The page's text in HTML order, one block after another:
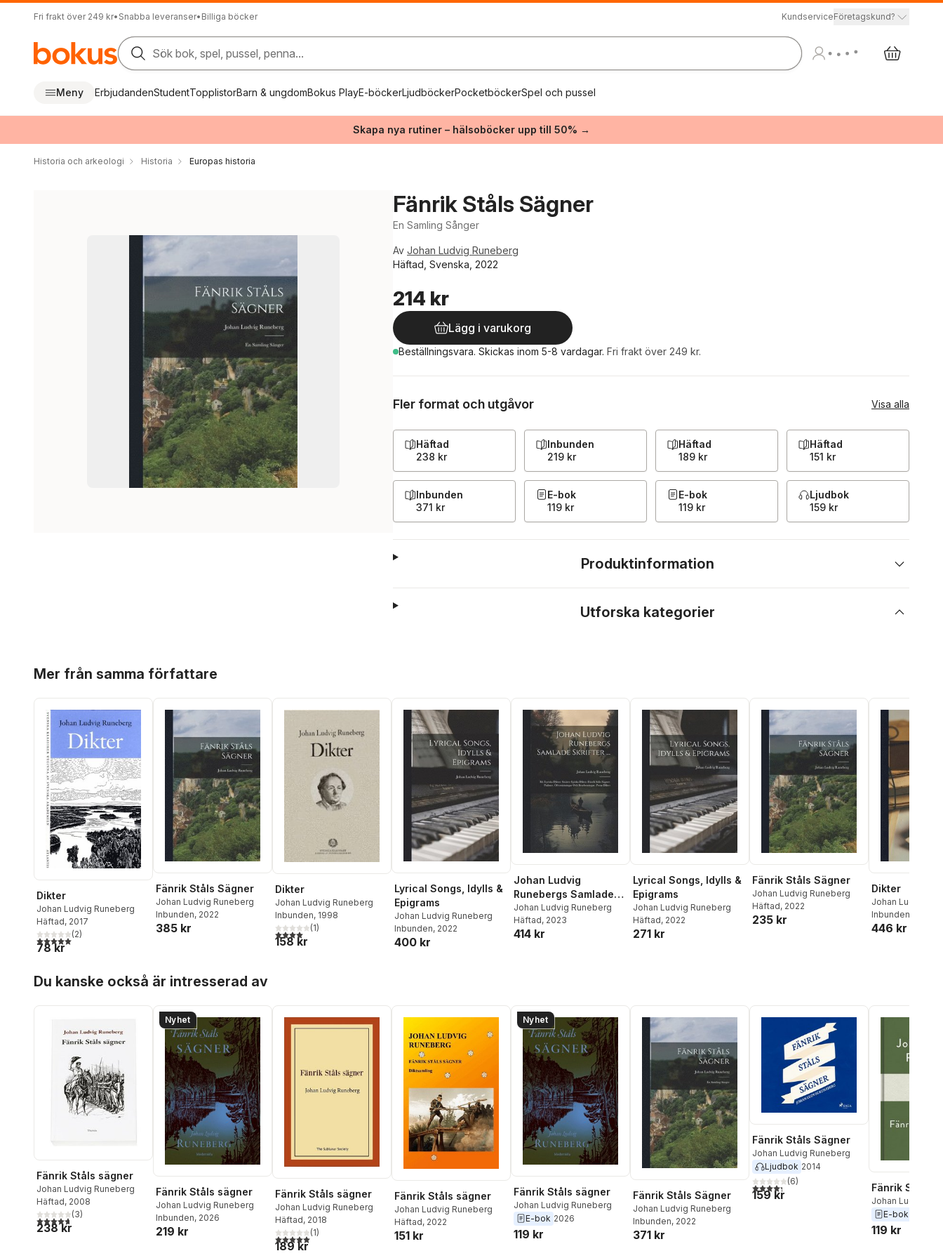
Fri frakt över 249 kr• Snabba leveranser• Billiga böcker KundserviceFöretagskund?
Sök bok, spel, pussel, penna...
Meny ErbjudandenStudentTopplistorBarn & ungdomBokus PlayE-böckerLjudböckerPocketböckerSpel och pussel
Skapa nya rutiner – hälsoböcker upp till 50% →
Historia och arkeologi Historia Europas historia
Fänrik Ståls Sägner
En Samling Sånger
Av Johan Ludvig Runeberg
Häftad, Svenska, 2022
214 kr
Lägg i varukorg
Beställningsvara. Skickas inom 5-8 vardagar. Fri frakt över 249 kr.
Fler format och utgåvor Visa alla
Häftad
238 kr
Inbunden
219 kr
Häftad
189 kr
Häftad
151 kr
Inbunden
371 kr
E-bok
119 kr
E-bok
119 kr
Ljudbok
159 kr
Produktinformation
Utforska kategorier
Mer från samma författare
Dikter
Johan Ludvig Runeberg
Häftad, 2017
5,0utav 5 stjärnor. Totalt antal röster:
(2)
78 kr
Fänrik Ståls Sägner
Johan Ludvig Runeberg
Inbunden, 2022
385 kr
Dikter
Johan Ludvig Runeberg
Inbunden, 1998
4,0utav 5 stjärnor. Totalt antal röster:
(1)
158 kr
Lyrical Songs, Idylls &
Epigrams
Johan Ludvig Runeberg
Inbunden, 2022
400 kr
Johan Ludvig
Runebergs Samlade
Skrifter ...
Johan Ludvig Runeberg
Häftad, 2023
414 kr
Lyrical Songs, Idylls &
Epigrams
Johan Ludvig Runeberg
Häftad, 2022
271 kr
Fänrik Ståls Sägner
Johan Ludvig Runeberg
Häftad, 2022
235 kr
Dikter
Johan Ludvig
Inbunden
446 kr
Du kanske också är intresserad av
Fänrik Ståls sägner
Johan Ludvig Runeberg
Häftad, 2008
4,7utav 5 stjärnor. Totalt antal röster:
(3)
238 kr
Nyhet
Fänrik Ståls sägner
Johan Ludvig Runeberg
Inbunden, 2026
219 kr
Fänrik Ståls sägner
Johan Ludvig Runeberg
Häftad, 2018
5,0utav 5 stjärnor. Totalt antal röster:
(1)
189 kr
Fänrik Ståls sägner
Johan Ludvig Runeberg
Häftad, 2022
151 kr
Nyhet
Fänrik Ståls sägner
Johan Ludvig Runeberg
E-bok 2026
119 kr
Fänrik Ståls Sägner
Johan Ludvig Runeberg
Inbunden, 2022
371 kr
Fänrik Ståls Sägner
Johan Ludvig Runeberg
Ljudbok 2014
4,3utav 5 stjärnor. Totalt antal röster:
(6)
159 kr
Fänrik Ståls
Johan Ludvig
E-bok
119 kr